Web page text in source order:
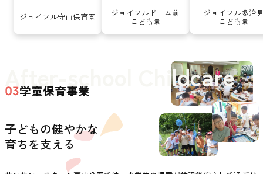
ジョイフル守山保育園 ジョイフルドーム前
こども園
ジョイフル多治
こども園
After-school Childcare
03学童保育事業
子どもの健やかな
育ちを支える